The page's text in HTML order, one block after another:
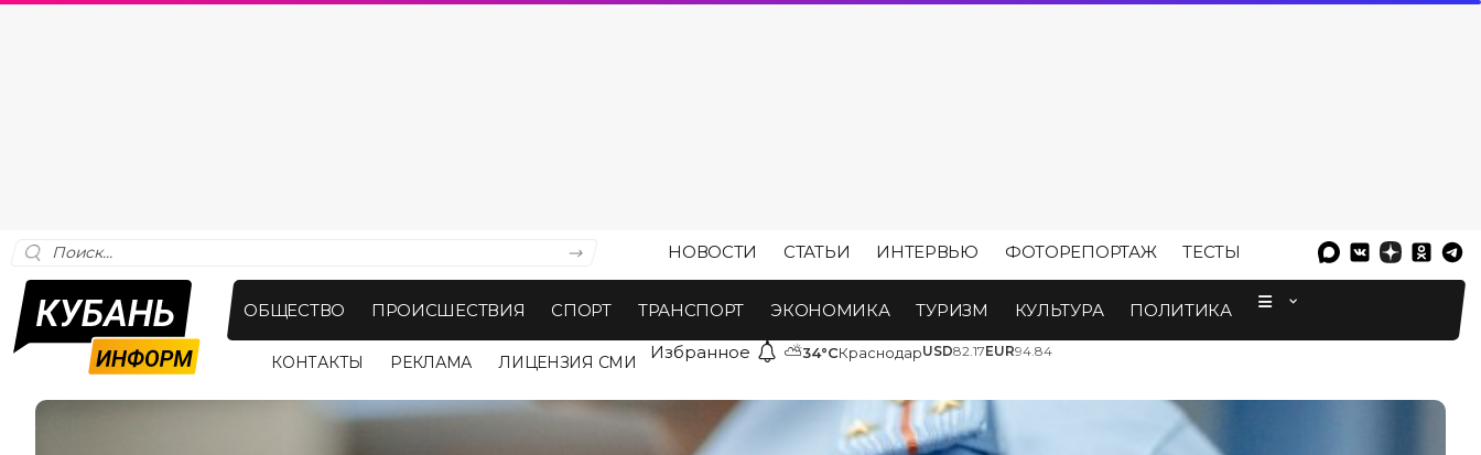
НОВОСТИ СТАТЬИ ИНТЕРВЬЮ ФОТОРЕПОРТАЖ ТЕСТЫ
ОБЩЕСТВО ПРОИСШЕСТВИЯ СПОРТ ТРАНСПОРТ ЭКОНОМИКА ТУРИЗМ КУЛЬТУРА ПОЛИТИКА
КОНТАКТЫ РЕКЛАМА ЛИЦЕНЗИЯ СМИ Избранное ⛅34°CКраснодарUSD82.17EUR94.84